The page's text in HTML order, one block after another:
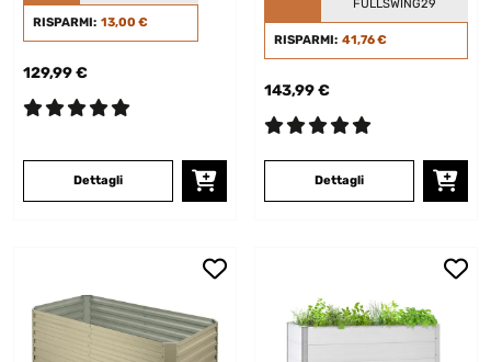
RISPARMI: 13,00 €
129,99 €
Dettagli
FULLSWING29
RISPARMI: 41,76 €
143,99 €
Dettagli